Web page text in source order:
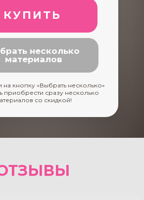
на кнопку «Выбрать несколько»
приобрести сразу несколько
со скидкой!
КУПИТЬ
несколько
материалов